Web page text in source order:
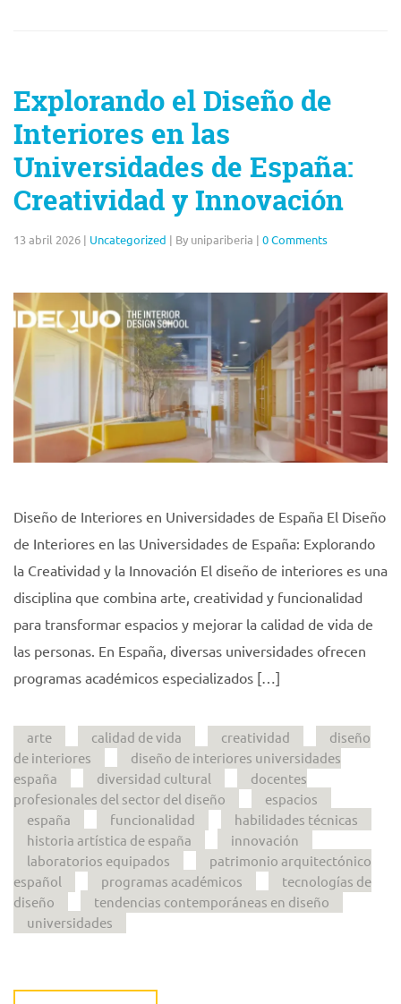
Explorando el Diseño de
Interiores en las
Universidades de España:
Creatividad y Innovación
13 abril 2026 | Uncategorized | By unipariberia | 0 Comments
Diseño de Interiores en Universidades de España El Diseño
de Interiores en las Universidades de España: Explorando
la Creatividad y la Innovación El diseño de interiores es una
disciplina que combina arte, creatividad y funcionalidad
para transformar espacios y mejorar la calidad de vida de
las personas. En España, diversas universidades ofrecen
programas académicos especializados […]
arte calidad de vida creatividad
diseño
de interiores
diseño de interiores universidades
españa
diversidad cultural
docentes
profesionales del sector del diseño
espacios
españa
funcionalidad
habilidades técnicas
historia artística de españa
innovación
laboratorios equipados
patrimonio arquitectónico
español
programas académicos
tecnologías de
diseño
tendencias contemporáneas en diseño
universidades